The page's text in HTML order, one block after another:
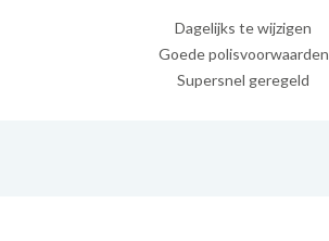
Dagelijks te wijzigen
Goede polisvoorwaarden
Supersnel geregeld